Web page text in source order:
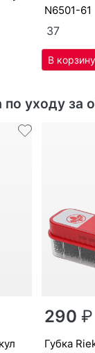
N6501-61
37
по уходу за
290₽
губ­ка